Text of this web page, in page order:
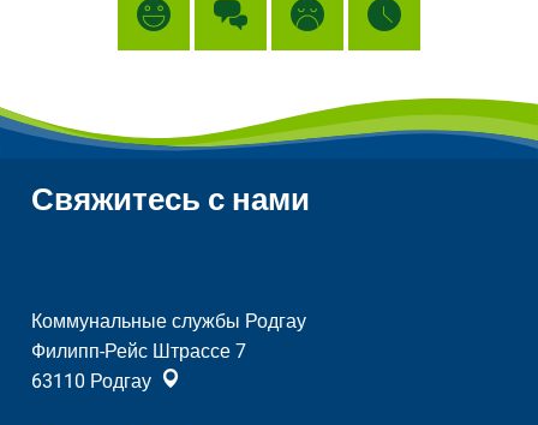
Свяжитесь с нами
Коммунальные службы Родгау
Филипп-Рейс Штрассе 7
63110 Родгау